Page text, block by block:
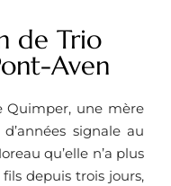
de Trio
Aven
Quimper, une mère
signale au
qu’elle n’a plus
depuis trois jours,